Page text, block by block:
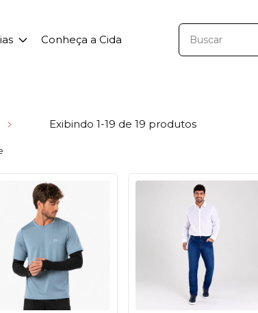
Conheça a Cida
Exibindo 1-19 de 19 produtos